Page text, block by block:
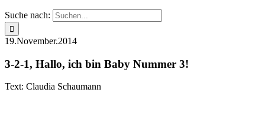
Suche nach:
19.November.2014
3-2-1, Hallo, ich bin Baby Nummer 3!
Text: Claudia Schaumann